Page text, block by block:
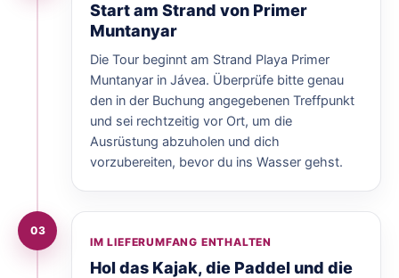
Start am Strand von Primer
Muntanyar
Die Tour beginnt am Strand Playa Primer
Muntanyar in Jávea. Überprüfe bitte genau
den in der Buchung angegebenen Treffpunkt
und sei rechtzeitig vor Ort, um die
Ausrüstung abzuholen und dich
vorzubereiten, bevor du ins Wasser gehst.
03
IM LIEFERUMFANG ENTHALTEN
Hol das Kajak, die Paddel und die